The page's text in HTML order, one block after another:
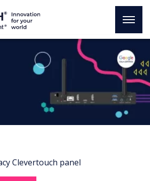
Clevertouch panel